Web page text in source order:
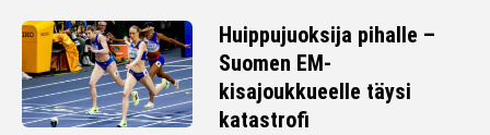
Huippujuoksija pihalle –
Suomen EM-
kisajoukkueelle täysi
katastrofi